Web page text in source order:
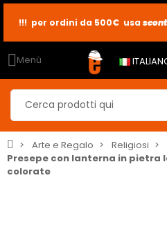
!!! per ordini da 500€ usa
Menù
Arte e Regalo
Religiosi
Presepe con lanterna in pietra
colorate